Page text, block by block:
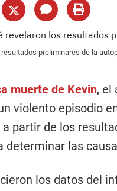
preliminares de la
muerte de Kevin, el
violento episodio
partir de los
determinar las
los datos del